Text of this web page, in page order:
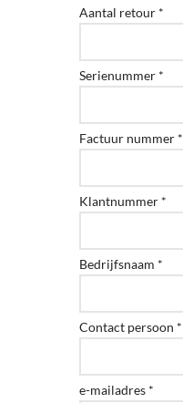
Aantal retour *
Serienummer *
Factuur nummer *
Klantnummer *
Bedrijfsnaam *
Contact persoon *
e-mailadres *